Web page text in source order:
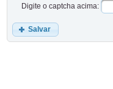
Digite o captcha acima:
Salvar